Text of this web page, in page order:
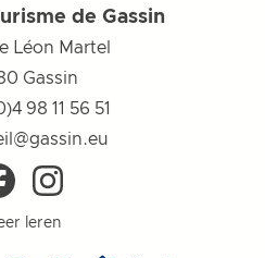
de Gassin
Léon Martel
Gassin
98 11 56 51
leren